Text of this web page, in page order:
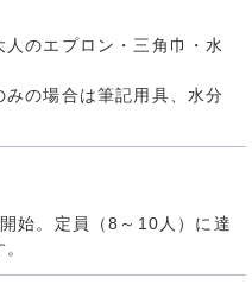
のエプロン・三角巾・水
の場合は筆記用具、水分
始。定員（8～10人）に達